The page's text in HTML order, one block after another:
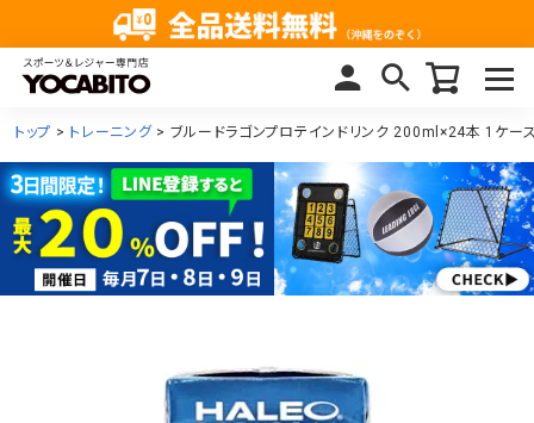
トップ トレーニング ブルードラゴンプロテインドリンク 200ml×24本 1ケー